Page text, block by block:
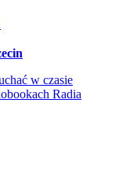
w czasie
Radia